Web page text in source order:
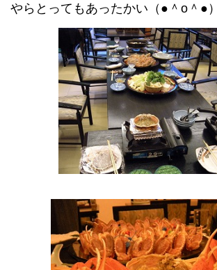
やらとってもあったかい（●＾o＾●）